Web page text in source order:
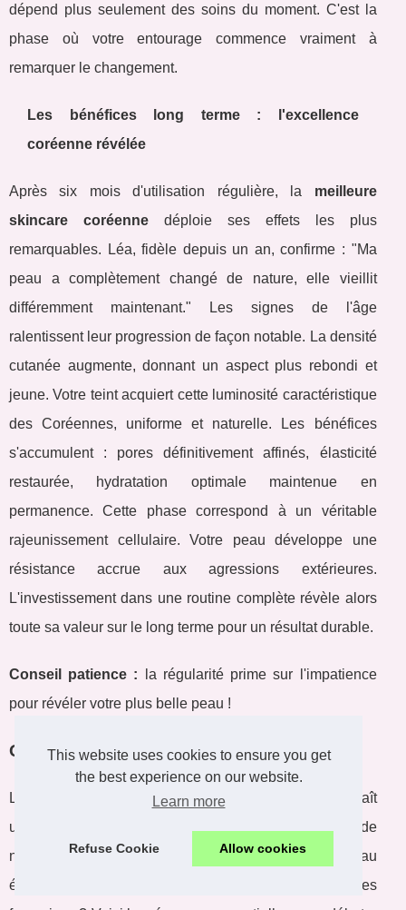
This website uses cookies to ensure you get
the best experience on our website.
Learn more
Refuse Cookie Allow cookies
dépend plus seulement des soins du moment. C'est la
phase où votre entourage commence vraiment à
remarquer le changement.
Les bénéfices long terme : l'excellence
coréenne révélée
Après six mois d'utilisation régulière, la meilleure
skincare coréennedéploie ses effets les plus
remarquables. Léa, fidèle depuis un an, confirme : "Ma
peau a complètement changé de nature, elle vieillit
différemment maintenant." Les signes de l'âge
ralentissent leur progression de façon notable. La densité
cutanée augmente, donnant un aspect plus rebondi et
jeune. Votre teint acquiert cette luminosité caractéristique
des Coréennes, uniforme et naturelle. Les bénéfices
s'accumulent : pores définitivement affinés, élasticité
restaurée, hydratation optimale maintenue en
permanence. Cette phase correspond à un véritable
rajeunissement cellulaire. Votre peau développe une
résistance accrue aux agressions extérieures.
L'investissement dans une routine complète révèle alors
toute sa valeur sur le long terme pour un résultat durable.
Conseil patience : la régularité prime sur l'impatience
pour révéler votre plus belle peau !
Questions fréquentes
Le marché de la K-beauty tendances France
connaît
une croissance de 45% en 2024, générant de
nombreuses interrogations ! Comment obtenir une peau
éclatante avec les secrets coréens adaptés aux femmes